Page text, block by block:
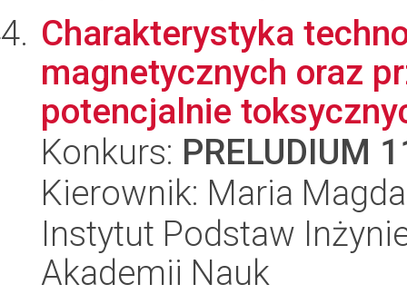
Charakterystyka
magnetycznych oraz
potencjalnie
Konkurs: PRELUDIUM
Kierownik: Maria
Instytut Podstaw
Akademii Nauk